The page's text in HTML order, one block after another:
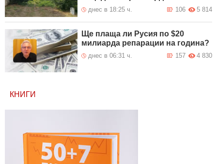
днес в 18:25 ч. 5 814
106
Ще плаща ли Русия по $20
милиарда репарации на година?
днес в 06:31 ч. 4 830
157
КНИГИ